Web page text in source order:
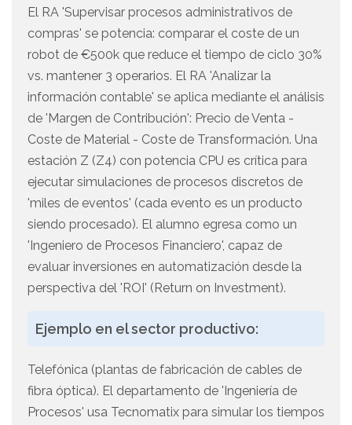
El RA 'Supervisar procesos administrativos de
compras' se potencia: comparar el coste de un
robot de €500k que reduce el tiempo de ciclo 30%
vs. mantener 3 operarios. El RA 'Analizar la
información contable' se aplica mediante el análisis
de 'Margen de Contribución': Precio de Venta -
Coste de Material - Coste de Transformación. Una
estación Z (Z4) con potencia CPU es crítica para
ejecutar simulaciones de procesos discretos de
'miles de eventos' (cada evento es un producto
siendo procesado). El alumno egresa como un
'Ingeniero de Procesos Financiero', capaz de
evaluar inversiones en automatización desde la
perspectiva del 'ROI' (Return on Investment).
Ejemplo en el sector productivo:
Telefónica (plantas de fabricación de cables de
fibra óptica). El departamento de 'Ingeniería de
Procesos' usa Tecnomatix para simular los tiempos